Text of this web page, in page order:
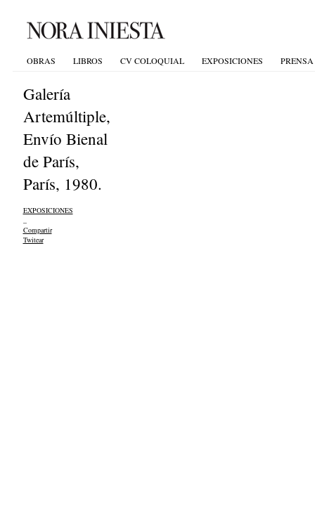
OBRAS LIBROS CV COLOQUIAL EXPOSICIONES PRENSA
Galería
Artemúltiple,
Envío Bienal
de París,
París, 1980.
EXPOSICIONES
Compartir
Twitear